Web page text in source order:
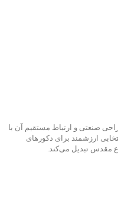
صنعتی و ارتباط مستقیم آن با
ارزشمند برای دکورهای
مقدس تبدیل می‌کند.